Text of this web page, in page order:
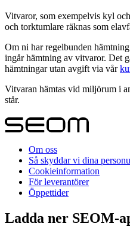
Vitvaror, som exempelvis kyl
och torktumlare räknas som
Om ni har regelbunden
ingår hämtning av vitvaror. Det
hämtningar utan avgift via vår
Vitvaran hämtas vid miljörum i
står.
Om oss
Så skyddar vi dina
Cookieinformation
För leverantörer
Öppettider
Ladda ner SEOM-